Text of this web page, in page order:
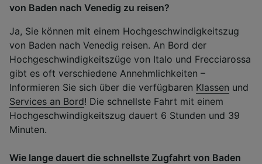
von Baden nach Venedig zu reisen?
Ja, Sie können mit einem Hochgeschwindigkeitszug
von Baden nach Venedig reisen. An Bord der
Hochgeschwindigkeitszüge von Italo und Frecciarossa
gibt es oft verschiedene Annehmlichkeiten –
Informieren Sie sich über die verfügbaren Klassen und
Services an Bord! Die schnellste Fahrt mit einem
Hochgeschwindigkeitszug dauert 6 Stunden und 39
Minuten.
Wie lange dauert die schnellste Zugfahrt von Baden